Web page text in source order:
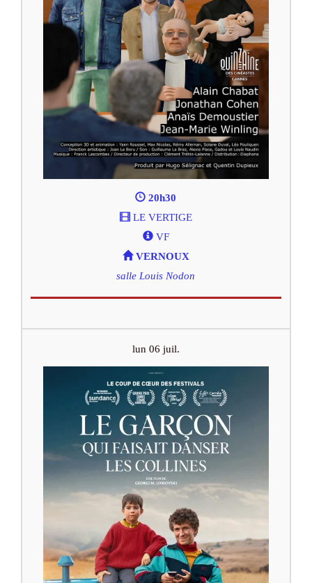
20h30
LE VERTIGE
VF
VERNOUX
salle Louis Nodon
lun 06 juil.